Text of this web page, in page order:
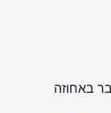
באחוזה